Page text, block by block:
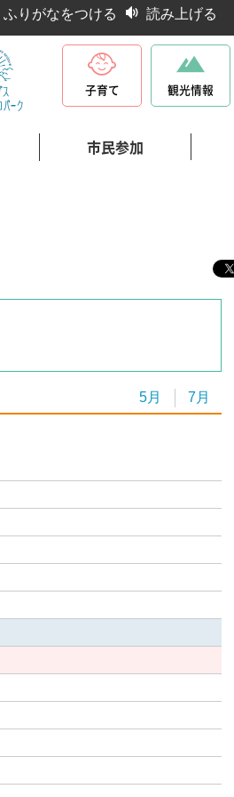
ふりがなをつける 読み上げる
子育て 観光情報
市民参加
5月 7月